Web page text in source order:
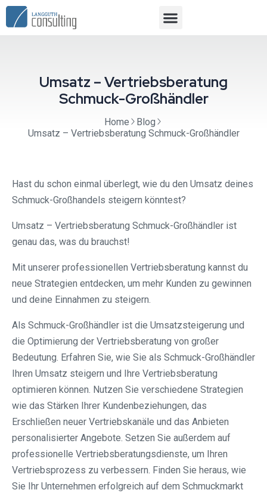
Umsatz – Vertriebsberatung
Schmuck-Großhändler
Home
Blog
Umsatz – Vertriebsberatung Schmuck-Großhändler
Hast du schon einmal überlegt, wie du den Umsatz deines
Schmuck-Großhandels steigern könntest?
Umsatz – Vertriebsberatung Schmuck-Großhändler ist
genau das, was du brauchst!
Mit unserer professionellen Vertriebsberatung kannst du
neue Strategien entdecken, um mehr Kunden zu gewinnen
und deine Einnahmen zu steigern.
Als Schmuck-Großhändler ist die Umsatzsteigerung und
die Optimierung der Vertriebsberatung von großer
Bedeutung. Erfahren Sie, wie Sie als Schmuck-Großhändler
Ihren Umsatz steigern und Ihre Vertriebsberatung
optimieren können. Nutzen Sie verschiedene Strategien
wie das Stärken Ihrer Kundenbeziehungen, das
Erschließen neuer Vertriebskanäle und das Anbieten
personalisierter Angebote. Setzen Sie außerdem auf
professionelle Vertriebsberatungsdienste, um Ihren
Vertriebsprozess zu verbessern. Finden Sie heraus, wie
Sie Ihr Unternehmen erfolgreich auf dem Schmuckmarkt